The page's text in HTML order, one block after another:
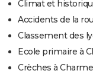
Climat et
Accidents de la
Classement des
Ecole primaire à
Crèches à